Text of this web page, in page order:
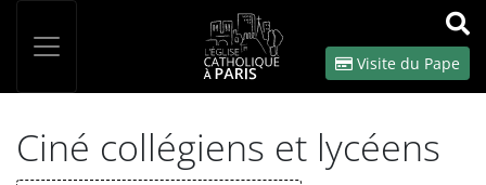
OK
Visite du Pape
Ciné collégiens et lycéens
Panneau de gestion des cookies